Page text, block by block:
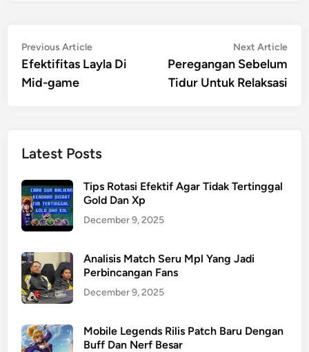
Post
navigation
Previous ArticlePrevious
article:
Efektifitas Layla Di
Mid-game
Next Article
Peregangan Sebelum
Tidur Untuk Relaksasi
Latest Posts
Tips Rotasi Efektif Agar Tidak Tertinggal
Gold Dan Xp
December 9, 2025
Analisis Match Seru Mpl Yang Jadi
Perbincangan Fans
December 9, 2025
Mobile Legends Rilis Patch Baru Dengan
Buff Dan Nerf Besar